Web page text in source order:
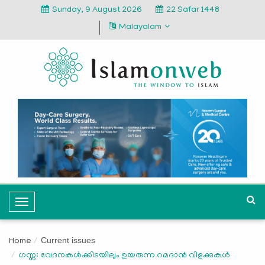
Sunday, 9 August 2026
22 Safar 1448
Malayalam
T
o
g
l
Home Current issues
ഗസ്സ: വേദനകള്‍ക്കിടയിലും ഉയരുന്ന റമദാന്‍ വിളക്കുകള്‍